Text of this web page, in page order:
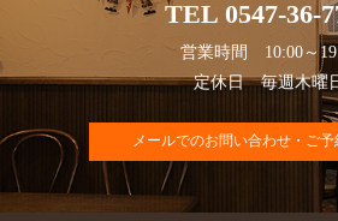
TEL 0547-36-
営業時間 10:00～
定休日 毎週木曜
メールでのお問い合わせ・ご予